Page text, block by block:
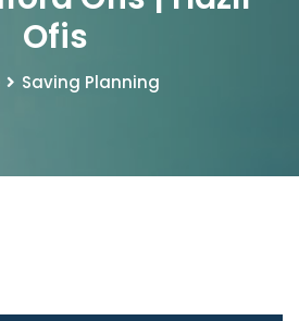
Ofis
Saving Planning